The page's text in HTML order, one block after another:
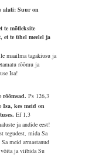
alati: Suur on
te mõtleksite
et te ühel meelel ja
maailma tagakiusu ja
rõõmu ja
Isa!
rõõmsad.Ps 126,3
Isa, kes meid on
Ef 1,3
ja andide eest!
tegudest, mida Sa
meid armastanud
ja viibida Su